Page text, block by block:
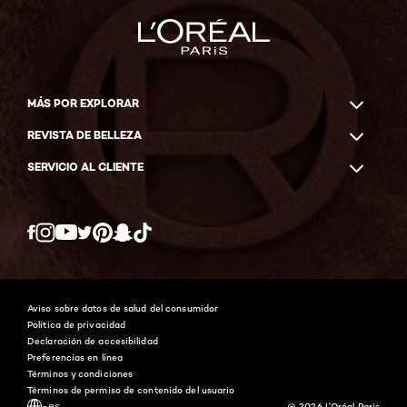
MÁS POR EXPLORAR
REVISTA DE BELLEZA
SERVICIO AL CLIENTE
Twitter
Aviso sobre datos de salud del consumidor
Política de privacidad
Declaración de accesibilidad
Preferencias en línea
Términos y condiciones
Términos de permiso de contenido del usuario